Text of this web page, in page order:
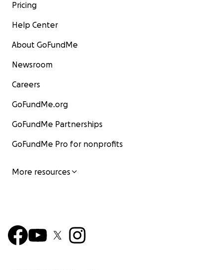
Pricing
Help Center
About GoFundMe
Newsroom
Careers
GoFundMe.org
GoFundMe Partnerships
GoFundMe Pro for nonprofits
More resources